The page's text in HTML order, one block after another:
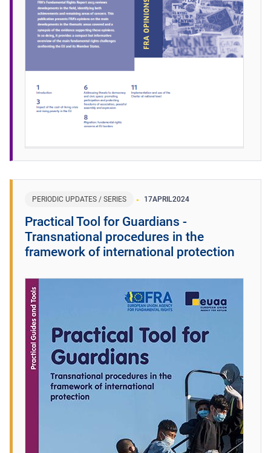
PERIODIC UPDATES / SERIES 17APRIL2024
Practical Tool for Guardians -
Transnational procedures in the
framework of international protection